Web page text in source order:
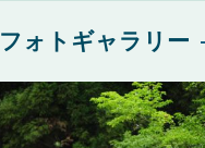
フォトギャラリー